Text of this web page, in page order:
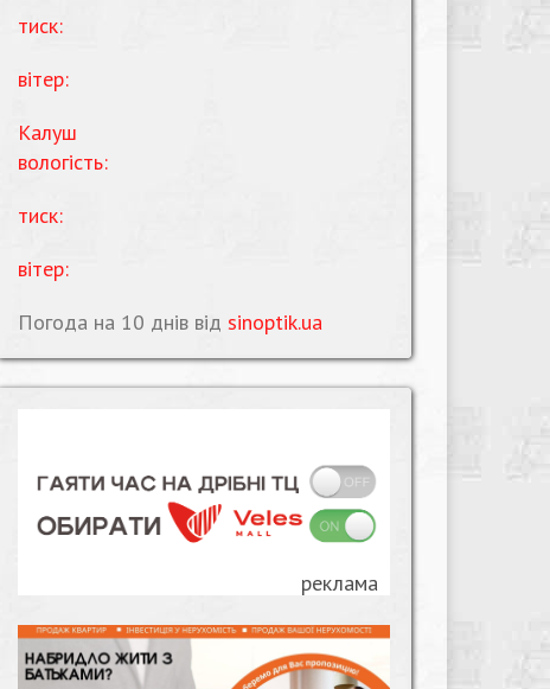
тиск:
вітер:
Калуш
вологість:
тиск:
вітер:
Погода на 10 днів від sinoptik.ua